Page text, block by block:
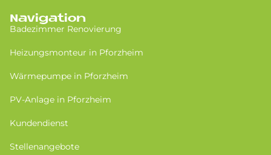
Navigation
Badezimmer Renovierung
Heizungsmonteur in Pforzheim
Wärmepumpe in Pforzheim
PV-Anlage in Pforzheim
Kundendienst
Stellenangebote